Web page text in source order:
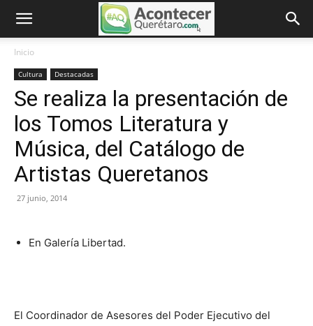
Inicio
Cultura Destacadas
Se realiza la presentación de
los Tomos Literatura y
Música, del Catálogo de
Artistas Queretanos
27 junio, 2014
En Galería Libertad.
El Coordinador de Asesores del Poder Ejecutivo del